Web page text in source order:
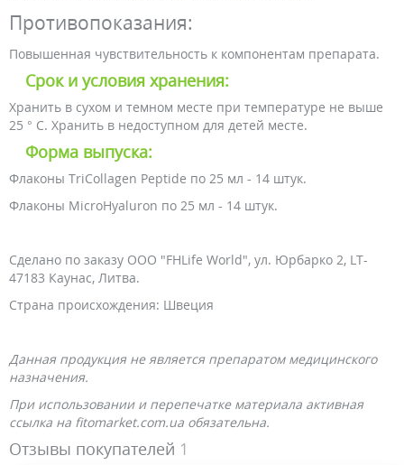
Противопоказания:
Повышенная чувствительность к компонентам препарата.
Срок и условия хранения:
Хранить в сухом и темном месте при температуре не выше
25 ° С. Хранить в недоступном для детей месте.
Форма выпуска:
Флаконы TriCollagen Peptide по 25 мл - 14 штук.
Флаконы MicroHyaluron по 25 мл - 14 штук.
Сделано по заказу ООО "FHLife World", ул. Юрбарко 2, LT-
47183 Каунас, Литва.
Страна происхождения: Швеция
Данная продукция не является препаратом медицинского
назначения.
При использовании и перепечатке материала активная
ссылка на fitomarket.com.ua обязательна.
Отзывы покупателей 1